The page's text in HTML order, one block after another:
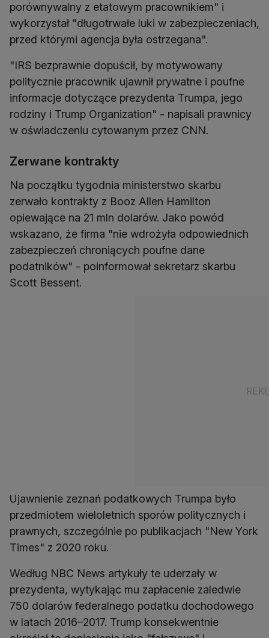
porównywalny z etatowym pracownikiem" i
wykorzystał "długotrwałe luki w zabezpieczeniach,
przed którymi agencja była ostrzegana".
"IRS bezprawnie dopuścił, by motywowany
politycznie pracownik ujawnił prywatne i poufne
informacje dotyczące prezydenta Trumpa, jego
rodziny i Trump Organization" - napisali prawnicy
w oświadczeniu cytowanym przez CNN.
Zerwane kontrakty
Na początku tygodnia ministerstwo skarbu
zerwało kontrakty z Booz Allen Hamilton
opiewające na 21 mln dolarów. Jako powód
wskazano, że firma "nie wdrożyła odpowiednich
zabezpieczeń chroniących poufne dane
podatników" - poinformował sekretarz skarbu
Scott Bessent.
Ujawnienie zeznań podatkowych Trumpa było
przedmiotem wieloletnich sporów politycznych i
prawnych, szczególnie po publikacjach "New York
Times" z 2020 roku.
Według NBC News artykuły te uderzały w
prezydenta, wytykając mu zapłacenie zaledwie
750 dolarów federalnego podatku dochodowego
w latach 2016–2017. Trump konsekwentnie